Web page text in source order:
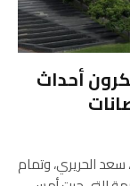
أحداث
الحريري، وتمام